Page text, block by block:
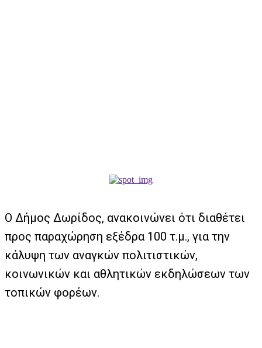
Ο Δήμος Δωρίδος, ανακοινώνει ότι διαθέτει
προς παραχώρηση εξέδρα 100 τ.μ., για την
κάλυψη των αναγκών πολιτιστικών,
κοινωνικών και αθλητικών εκδηλώσεων των
τοπικών φορέων.